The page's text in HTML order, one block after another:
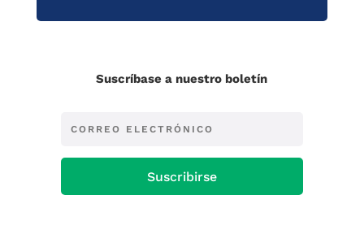
Suscríbase a nuestro boletín
Suscribirse